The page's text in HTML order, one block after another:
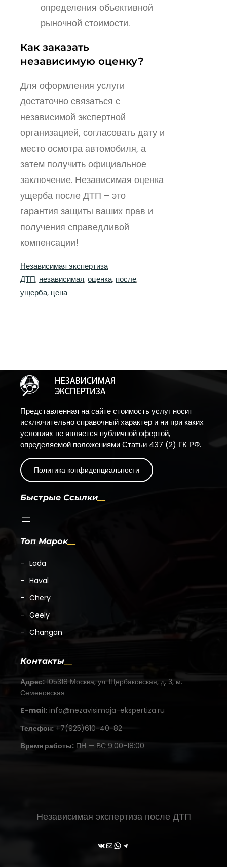
определения объективной
рыночной стоимости.
Как заказать
независимую оценку?
Для оформления услуги
достаточно связаться с
независимой экспертной
организацией, согласовать дату и
место осмотра автомобиля, а
затем получить официальное
заключение. Независимая оценка
ущерба после ДТП – это
гарантия защиты ваших прав и
получения справедливой
компенсации!
Независимая экспертиза
ДТП, независимая, оценка, после
ущерба, цена
Представленная на сайте стоимость услуг носит
исключительно справочный характер и ни при каких
условиях не является публичной офертой,
определяемой положениями Статьи 437 (2) ГК РФ.
Политика конфиденциальности
Быстрые Ссылки
Топ Марок
Lada
Haval
Chery
Geely
Changan
Контакты
Адрес: 105318 Москва, ул. Щербаковская, д. 3, м.
Семеновская
E-mail: info@nezavisimaja-ekspertiza.ru
Телефон: +7(925)610-40-82
Время работы: ПН — ВС 9:00-18:00
Независимая экспертиза после ДТП
ВКонтакте Почта WhatsApp Telegram